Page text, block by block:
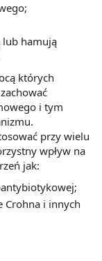
lub hamują
których
i tym
przy wielu
wpływ na
jak:
Crohna i innych